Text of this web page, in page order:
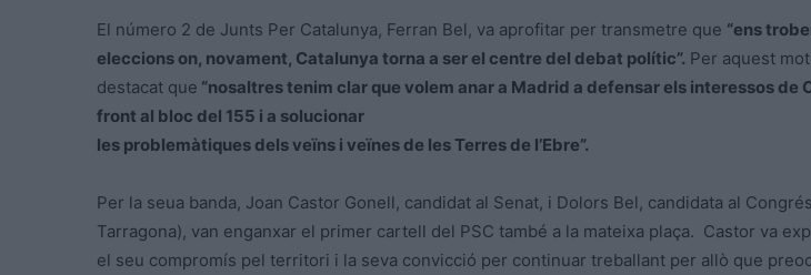
El número 2 de Junts Per Catalunya, Ferran Bel, va aprofitar per transmetre que “ens
eleccions on, novament, Catalunya torna a ser el centre del debat polític”. Per aquest
destacat que “nosaltres tenim clar que volem anar a Madrid a defensar els interessos de
front al bloc del 155 i a solucionar
les problemàtiques dels veïns i veïnes de les Terres de l’Ebre”.
Per la seua banda, Joan Castor Gonell, candidat al Senat, i Dolors Bel, candidata al
Tarragona), van enganxar el primer cartell del PSC també a la mateixa plaça. Castor va
el seu compromís pel territori i la seva convicció per continuar treballant per allò que